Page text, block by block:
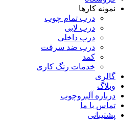
نمونه کارها
درب تمام چوب
درب لابی
درب داخلی
درب ضد سرقت
کمد
خدمات رنگ کاری
گالری
وبلاگ
درباره آلبروچوب
تماس با ما
پشتیبانی